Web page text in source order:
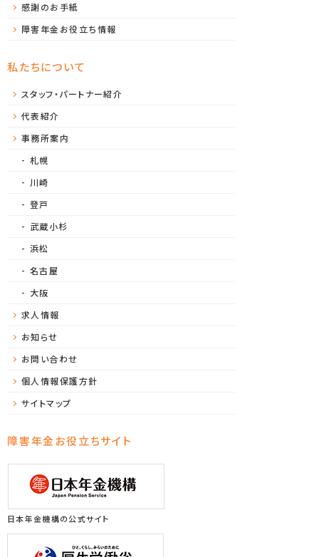
感謝のお手紙
障害年金お役立ち情報
私たちについて
スタッフ・パートナー紹介
代表紹介
事務所案内
札幌
川崎
登戸
武蔵小杉
浜松
名古屋
大阪
求人情報
お知らせ
お問い合わせ
個人情報保護方針
サイトマップ
障害年金お役立ちサイト
日本年金機構の公式サイト